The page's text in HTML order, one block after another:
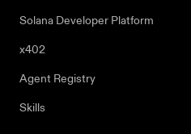
Solana Developer Platform
x402
Agent Registry
Skills